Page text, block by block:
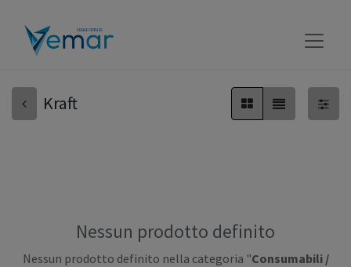
Kraft
Nessun prodotto definito
Nessun prodotto definito nella categoria "Consumabili /